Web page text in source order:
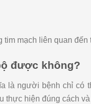
mạch liên quan đến
được không?
là người bệnh chỉ
thực hiện đúng cách